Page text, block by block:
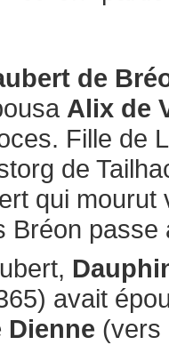
de
Alix de
Fille de
de
qui mourut
Bréon passe
avait
Dienne (vers